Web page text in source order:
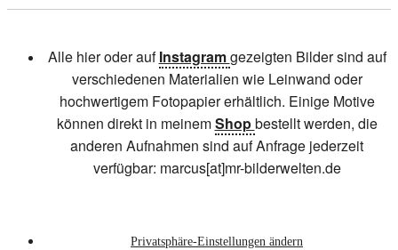
Alle hier oder aufInstagramgezeigten Bilder sind auf
verschiedenen Materialien wie Leinwand oder
hochwertigem Fotopapier erhältlich. Einige Motive
können direkt in meinemShopbestellt werden, die
anderen Aufnahmen sind auf Anfrage jederzeit
verfügbar: marcus[at]mr-bilderwelten.de
Privatsphäre-Einstellungen ändern